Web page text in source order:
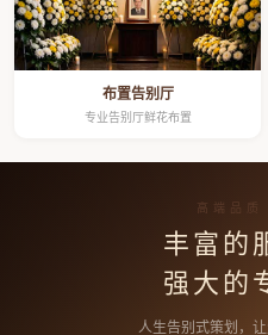
布置告别厅
专业告别厅鲜花布置
高端品质
丰富的
强大的
人生告别式策划，